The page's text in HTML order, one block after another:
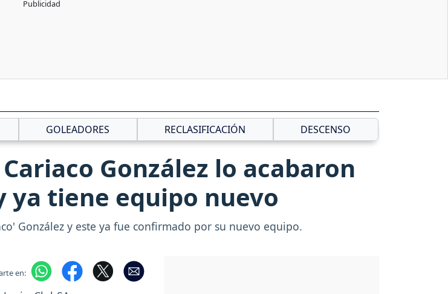
GOLEADORES RECLASIFICACIÓN DESCENSO
González lo acabaron
ya tiene equipo nuevo
González y este ya fue confirmado por su nuevo equipo.
en: